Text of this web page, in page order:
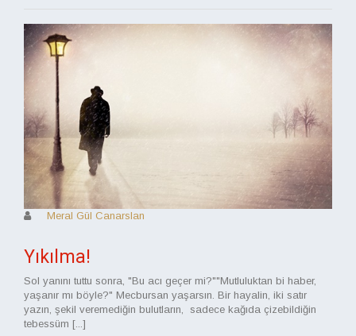
Meral Gül Canarslan
Yıkılma!
Sol yanını tuttu sonra, "Bu acı geçer mi?""Mutluluktan bi haber,
yaşanır mı böyle?" Mecbursan yaşarsın. Bir hayalin, iki satır
yazın, şekil veremediğin bulutların, sadece kağıda çizebildiğin
tebessüm [...]